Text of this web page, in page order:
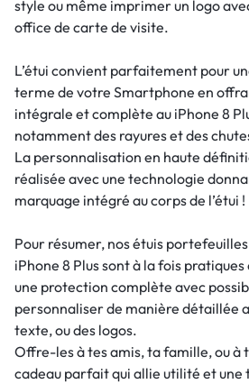
style ou même imprimer un logo
office de carte de visite.
L’étui convient parfaitement pour
terme de votre Smartphone en
intégrale et complète au iPhone 8
notamment des rayures et des
La personnalisation en haute
réalisée avec une technologie
marquage intégré au corps de l’étui !
Pour résumer, nos étuis
iPhone 8 Plus sont à la fois
une protection complète avec
personnaliser de manière détaillée
texte, ou des logos.
Offre-les à tes amis, ta famille, ou à
cadeau parfait qui allie utilité et une